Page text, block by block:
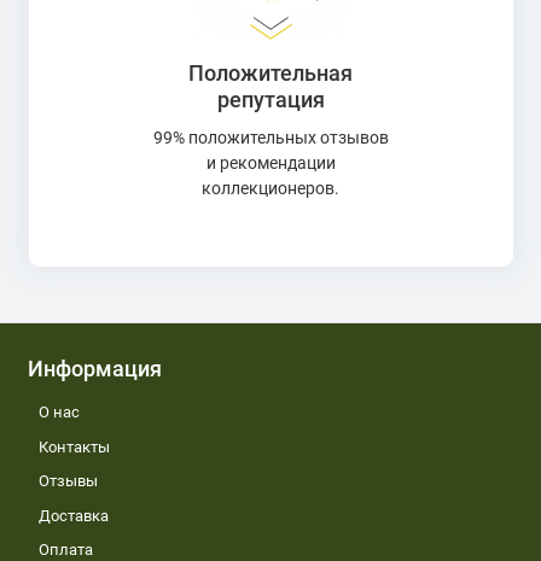
Положительная
репутация
99% положительных отзывов
и рекомендации
коллекционеров.
Информация
О нас
Контакты
Отзывы
Доставка
Оплата